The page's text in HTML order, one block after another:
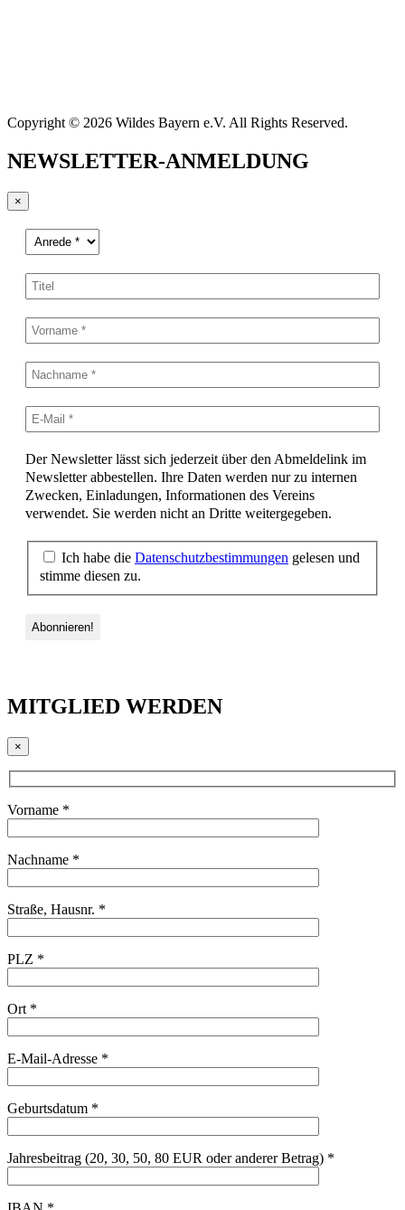
Copyright © 2026 Wildes Bayern e.V. All Rights Reserved.
NEWSLETTER-ANMELDUNG
×
Der Newsletter lässt sich jederzeit über den Abmeldelink im
Newsletter abbestellen. Ihre Daten werden nur zu internen
Zwecken, Einladungen, Informationen des Vereins
verwendet. Sie werden nicht an Dritte weitergegeben.
Ich habe die Datenschutzbestimmungen gelesen und
stimme diesen zu.
MITGLIED WERDEN
×
Vorname *
Nachname *
Straße, Hausnr. *
PLZ *
Ort *
E-Mail-Adresse *
Geburtsdatum *
Jahresbeitrag (20, 30, 50, 80 EUR oder anderer Betrag) *